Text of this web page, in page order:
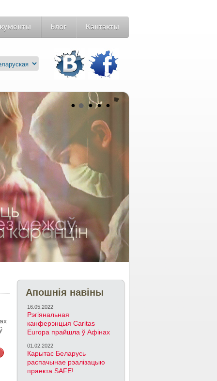
Блог Кантакты
Апошнія навіны
16.05.2022
Рэгіянальная
канферэнцыя Caritas
Europa прайшла ў Афінах
01.02.2022
Карытас Беларусь
распачынае рэалізацыю
праекта SAFE!